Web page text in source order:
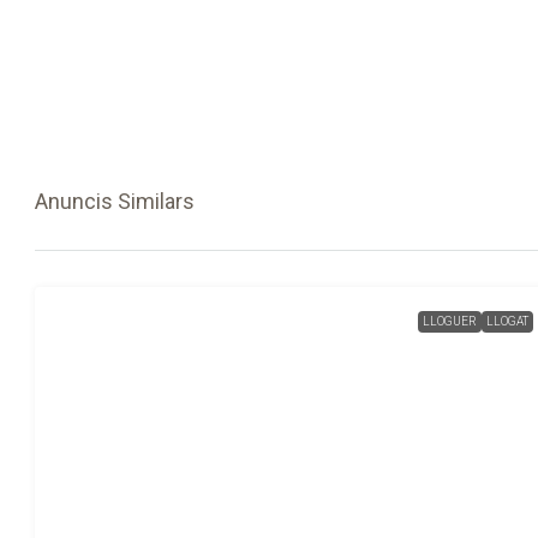
Anuncis Similars
LLOGUER LLOGAT